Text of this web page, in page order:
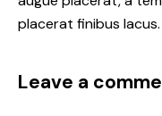
placerat finibus lacus.
Leave a